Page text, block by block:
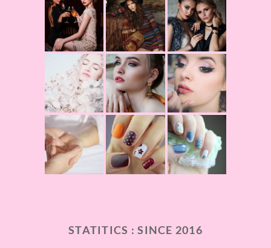
STATITICS : SINCE 2016